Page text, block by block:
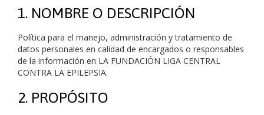
1. NOMBRE O DESCRIPCIÓN
Política para el manejo, administración y tratamiento de
datos personales en calidad de encargados o responsables
de la información en LA FUNDACIÓN LIGA CENTRAL
CONTRA LA EPILEPSIA.
2. PROPÓSITO